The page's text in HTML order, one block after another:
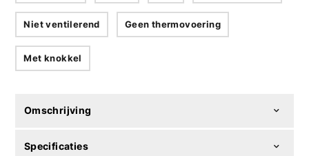
Niet ventilerend Geen thermovoering
Met knokkel
Omschrijving
Specificaties